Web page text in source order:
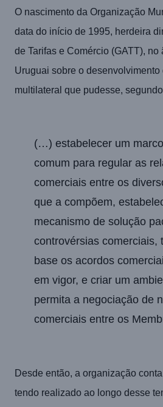
O nascimento da Organização
data do início de 1995, herdeira
de Tarifas e Comércio (GATT),
Uruguai sobre o desenvolvimento
multilateral que pudesse,
(…) estabelecer um
comum para regular as
comerciais entre os
que a compõem,
mecanismo de solução
controvérsias comerciais,
base os acordos
em vigor, e criar um
permita a negociação de
comerciais entre os
Desde então, a organização
tendo realizado ao longo desse